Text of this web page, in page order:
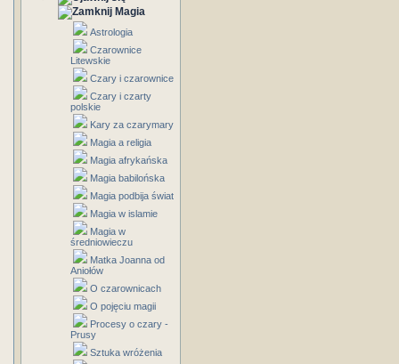
Magia
Astrologia
Czarownice
Litewskie
Czary i czarownice
Czary i czarty
polskie
Kary za czarymary
Magia a religia
Magia afrykańska
Magia babilońska
Magia podbija świat
Magia w islamie
Magia w
średniowieczu
Matka Joanna od
Aniołów
O czarownicach
O pojęciu magii
Procesy o czary -
Prusy
Sztuka wróżenia